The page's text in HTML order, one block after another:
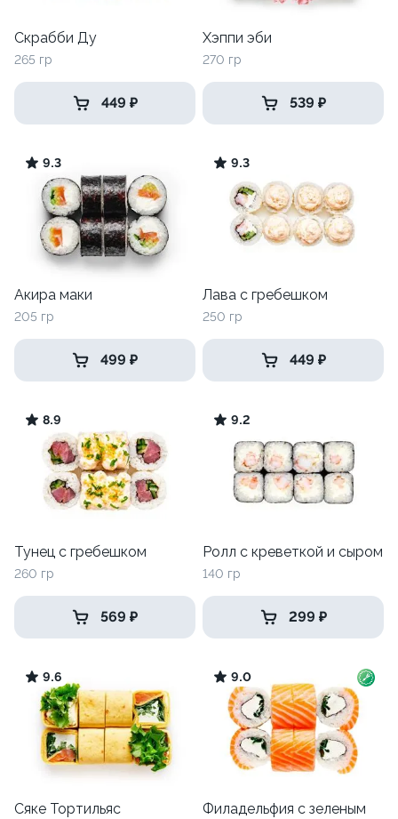
Скрабби Ду
265 гр
449 ₽
Хэппи эби
270 гр
539 ₽
9.3
Акира маки
205 гр
499 ₽
9.3
Лава с гребешком
250 гр
449 ₽
8.9
Тунец с гребешком
260 гр
569 ₽
9.2
Ролл с креветкой и сыром
140 гр
299 ₽
9.6
Сяке Тортильяс
9.0
Филадельфия с зеленым